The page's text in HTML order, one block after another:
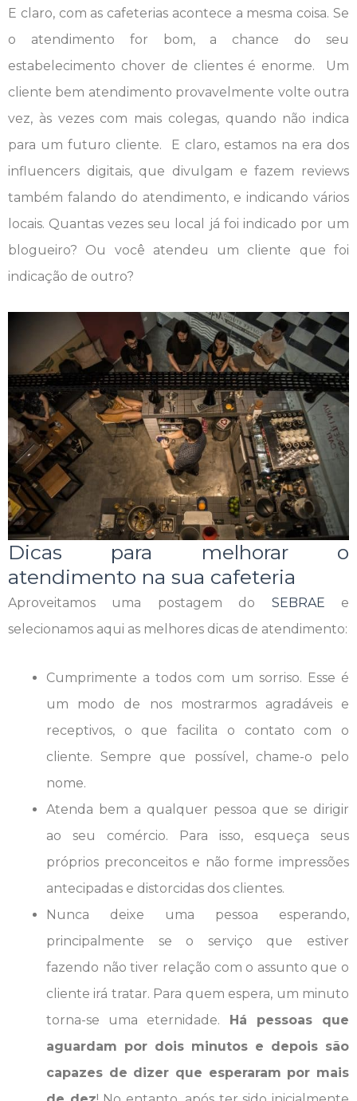
E claro, com as cafeterias acontece a mesma coisa. Se
o atendimento for bom, a chance do seu
estabelecimento chover de clientes é enorme. Um
cliente bem atendimento provavelmente volte outra
vez, às vezes com mais colegas, quando não indica
para um futuro cliente. E claro, estamos na era dos
influencers digitais, que divulgam e fazem reviews
também falando do atendimento, e indicando vários
locais. Quantas vezes seu local já foi indicado por um
blogueiro? Ou você atendeu um cliente que foi
indicação de outro?
Dicas para melhorar o
atendimento na sua cafeteria
Aproveitamos uma postagem do SEBRAE e
selecionamos aqui as melhores dicas de atendimento:
Cumprimente a todos com um sorriso. Esse é
um modo de nos mostrarmos agradáveis e
receptivos, o que facilita o contato com o
cliente. Sempre que possível, chame-o pelo
nome.
Atenda bem a qualquer pessoa que se dirigir
ao seu comércio. Para isso, esqueça seus
próprios preconceitos e não forme impressões
antecipadas e distorcidas dos clientes.
Nunca deixe uma pessoa esperando,
principalmente se o serviço que estiver
fazendo não tiver relação com o assunto que o
cliente irá tratar. Para quem espera, um minuto
torna-se uma eternidade. Há pessoas que
aguardam por dois minutos e depois são
capazes de dizer que esperaram por mais